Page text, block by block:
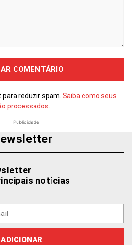
reduzir spam. Saiba como seus
processados.
Publicidade
notícias
ADICIONAR